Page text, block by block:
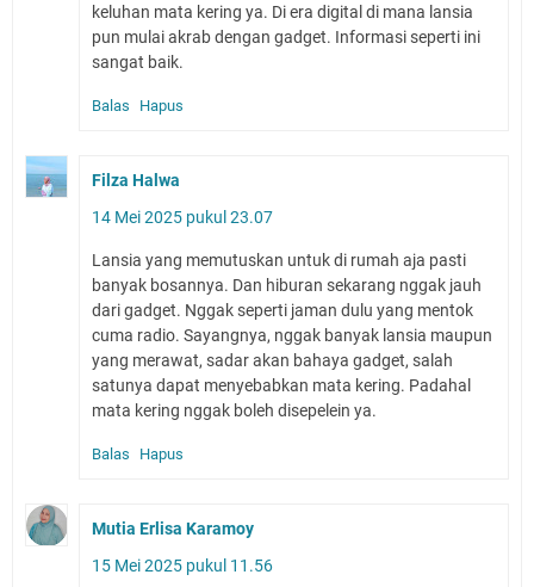
keluhan mata kering ya. Di era digital di mana lansia
pun mulai akrab dengan gadget. Informasi seperti ini
sangat baik.
Balas Hapus
Filza Halwa
14 Mei 2025 pukul 23.07
Lansia yang memutuskan untuk di rumah aja pasti
banyak bosannya. Dan hiburan sekarang nggak jauh
dari gadget. Nggak seperti jaman dulu yang mentok
cuma radio. Sayangnya, nggak banyak lansia maupun
yang merawat, sadar akan bahaya gadget, salah
satunya dapat menyebabkan mata kering. Padahal
mata kering nggak boleh disepelein ya.
Balas Hapus
Mutia Erlisa Karamoy
15 Mei 2025 pukul 11.56